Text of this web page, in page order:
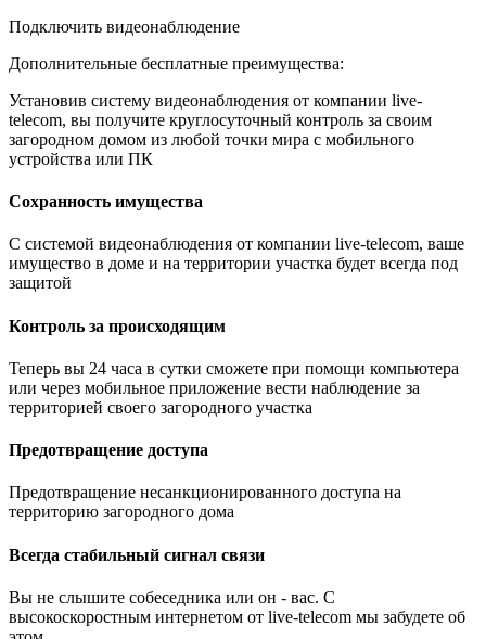
Подключить видеонаблюдение
Дополнительные бесплатные преимущества:
Установив систему видеонаблюдения от компании live-
telecom, вы получите круглосуточный контроль за своим
загородном домом из любой точки мира с мобильного
устройства или ПК
Сохранность имущества
С системой видеонаблюдения от компании live-telecom, ваше
имущество в доме и на территории участка будет всегда под
защитой
Контроль за происходящим
Теперь вы 24 часа в сутки сможете при помощи компьютера
или через мобильное приложение вести наблюдение за
территорией своего загородного участка
Предотвращение доступа
Предотвращение несанкционированного доступа на
территорию загородного дома
Всегда стабильный сигнал связи
Вы не слышите собеседника или он - вас. С
высокоскоростным интернетом от live-telecom мы забудете об